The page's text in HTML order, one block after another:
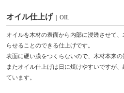
オイル仕上げ | OIL
オイルを木材の表面から内部に浸透させて
らせることのできる仕上げです。
表面に硬い膜をつくらないので、木材本来の
またオイル仕上げは日に焼けやすいですが
ています。